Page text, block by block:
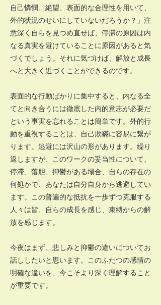
自己憐憫、絶望、表面的な合理性を用いて、
外的状況のせいにしていないだろうか？」注
意深く自らを見つめ直せば、停滞の原因は内
なる真実を避けていることに原因があると気
づくでしょう。それに気づけば、解放と成長
へと大きく近づくことができるのです。
表面的な行動ばかりに集中すると、内なる全
てと向き合うには徹底した内的意志が必要だ
という事実を忘れることは簡単です。外的行
動を重視することは、自己欺瞞に容易に繋が
ります。逃避には沢山の形があります。繰り
返しますが、このワークの妥当性について、
停滞、落胆、抑鬱がある場合、自らの存在の
何処かで、あなたは自分自身から逃避してい
ます。この普遍的な抵抗を一歩ずつ克服する
人々は皆、自らの成長を感じ、束縛からの解
放を感じます。
今夜はまず、悲しみと抑鬱の違いについてお
話ししたいと思います。このふたつの感情の
明確な違いを、今こそより深く理解すること
が重要です。